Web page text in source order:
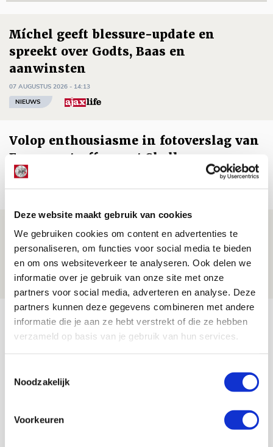
Deze website maakt gebruik van cookies
We gebruiken cookies om content en advertenties te
personaliseren, om functies voor social media te bieden
en om ons websiteverkeer te analyseren. Ook delen we
informatie over je gebruik van onze site met onze
partners voor social media, adverteren en analyse. Deze
partners kunnen deze gegevens combineren met andere
informatie die je aan ze hebt verstrekt of die ze hebben
verzameld op basis van je gebruik van hun services.
Noodzakelijk
Voorkeuren
Míchel geeft blessure-update en
spreekt over Godts, Baas en
aanwinsten
07 AUGUSTUS 2026 - 14:13
NIEUWS
Volop enthousiasme in fotoverslag van
Europees treffen met Shelbourne
07 AUGUSTUS 2026 - 09:00
FOTOVERSLAG
Míchel niet blij met resultaat en spel
na rust: ‘De focus nam af’
07 AUGUSTUS 2026 - 08:30
NIEUWS
Bekijk meer
AGENDA
23
Selectiedag ballenjongens/-meiden
[VOL]
11